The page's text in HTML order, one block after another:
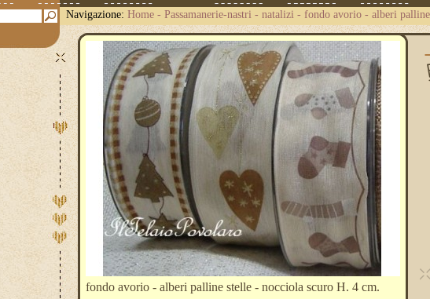
Navigazione: Home - Passamanerie-nastri - natalizi - fondo avorio - alberi
cm.
fondo avorio - alberi palline stelle - nocciola scuro H. 4 cm.